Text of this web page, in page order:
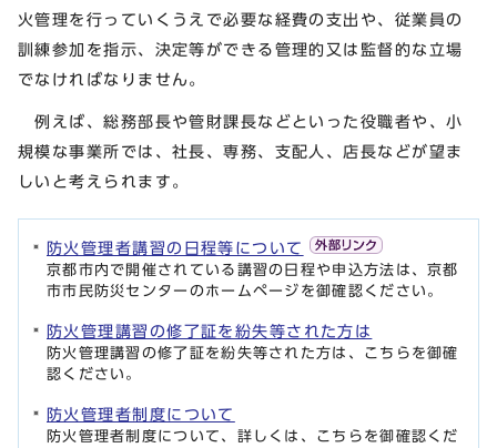
火管理を行っていくうえで必要な経費の支出や、従業員の
訓練参加を指示、決定等ができる管理的又は監督的な立場
でなければなりません。
例えば、総務部長や管財課長などといった役職者や、小
規模な事業所では、社長、専務、支配人、店長などが望ま
しいと考えられます。
防火管理者講習の日程等について
京都市内で開催されている講習の日程や申込方法は、京都
市市民防災センターのホームページを御確認ください。
防火管理講習の修了証を紛失等された方は
防火管理講習の修了証を紛失等された方は、こちらを御確
認ください。
防火管理者制度について
防火管理者制度について、詳しくは、こちらを御確認くだ